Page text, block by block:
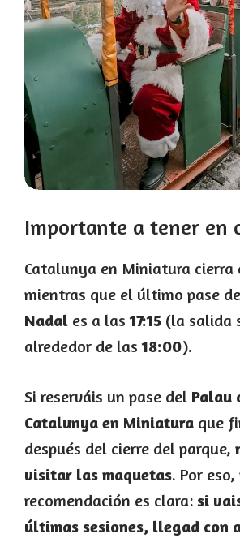
Importante a tener en
Catalunya en Miniatura
mientras que el último pase
Nadal es a las17:15 (la salida
alrededor de las18:00).
Si reserváis un pase del Palau
Catalunya en Miniatura que
después del cierre del parque,
visitar las maquetas. Por
recomendación es clara: si
últimas sesiones, llegad con